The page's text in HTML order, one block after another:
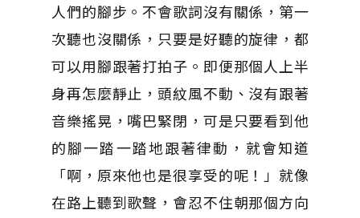
人們的腳步。不會歌詞沒有關係，第一
次聽也沒關係，只要是好聽的旋律，都
可以用腳跟著打拍子。即便那個人上半
身再怎麼靜止，頭紋風不動、沒有跟著
音樂搖晃，嘴巴緊閉，可是只要看到他
的腳一踏一踏地跟著律動，就會知道
「啊，原來他也是很享受的呢！」就像
在路上聽到歌聲，會忍不住朝那個方向